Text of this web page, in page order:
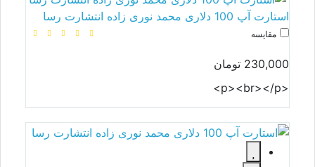
استارت آپ 100 دلاری محمد نوری زاده انتشارت رسا
مقایسه
230,000 تومان